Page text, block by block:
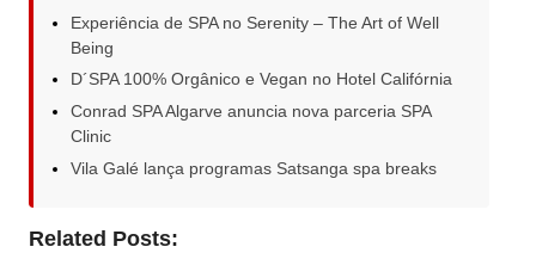
Experiência de SPA no Serenity – The Art of Well
Being
D´SPA 100% Orgânico e Vegan no Hotel Califórnia
Conrad SPA Algarve anuncia nova parceria SPA
Clinic
Vila Galé lança programas Satsanga spa breaks
Related Posts: